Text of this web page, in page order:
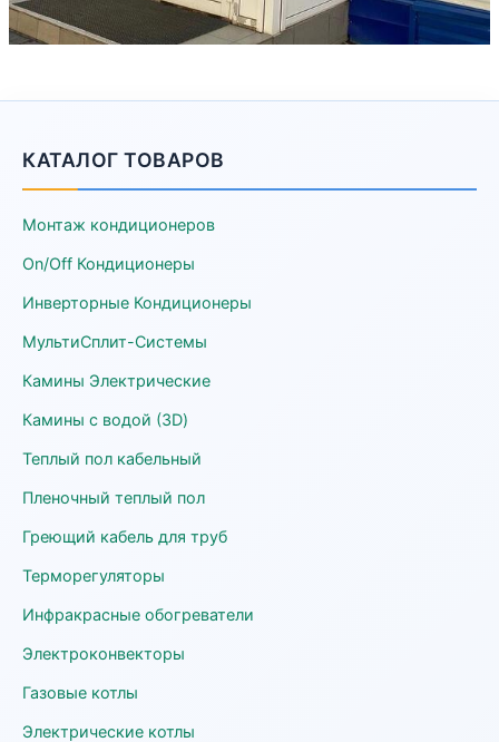
КАТАЛОГ ТОВАРОВ
Монтаж кондиционеров
On/Off Кондиционеры
Инверторные Кондиционеры
МультиСплит-Системы
Камины Электрические
Камины с водой (3D)
Теплый пол кабельный
Пленочный теплый пол
Греющий кабель для труб
Терморегуляторы
Инфракрасные обогреватели
Электроконвекторы
Газовые котлы
Электрические котлы